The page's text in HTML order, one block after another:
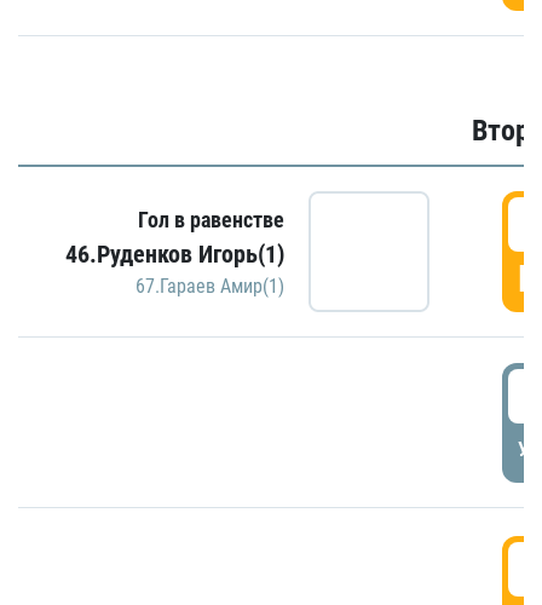
Гол в равенстве
46.Руденков Игорь(1)
67.Гараев Амир(1)